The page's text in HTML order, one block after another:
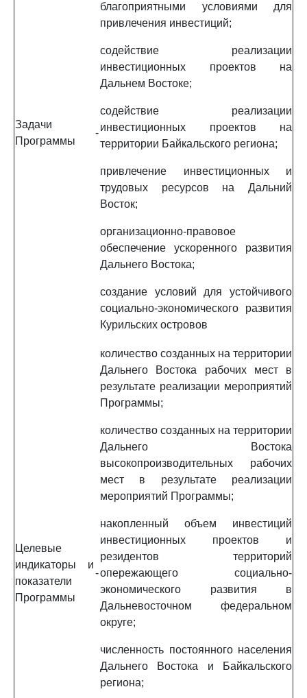
Задачи
Программы
-
благоприятными условиями для
привлечения инвестиций;
содействие реализации
инвестиционных проектов на
Дальнем Востоке;
содействие реализации
инвестиционных проектов на
территории Байкальского региона;
привлечение инвестиционных и
трудовых ресурсов на Дальний
Восток;
организационно-правовое
обеспечение ускоренного развития
Дальнего Востока;
создание условий для устойчивого
социально-экономического развития
Курильских островов
Целевые
индикаторы и
показатели
Программы
-
количество созданных на территории
Дальнего Востока рабочих мест в
результате реализации мероприятий
Программы;
количество созданных на территории
Дальнего Востока
высокопроизводительных рабочих
мест в результате реализации
мероприятий Программы;
накопленный объем инвестиций
инвестиционных проектов и
резидентов территорий
опережающего социально-
экономического развития в
Дальневосточном федеральном
округе;
численность постоянного населения
Дальнего Востока и Байкальского
региона;